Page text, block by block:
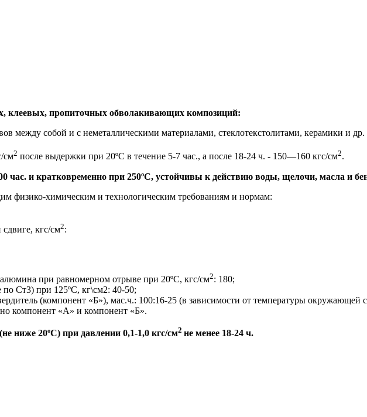
клеевых, пропиточных обволакивающих композиций:
между собой и с неметаллическими материалами, стеклотекстолитами, керамики и др.
см2 после выдержки при 20ºС в течение 5-7 час., а после 18-24 ч. - 150—160 кгс/см2.
час. и кратковременно при 250ºС, устойчивы к действию воды, щелочи, масла и
физико-химическим и технологическим требованиям и нормам:
кгс/см2:
при равномерном отрыве при 20ºС, кгс/см2: 180;
по Ст3) при 125ºС, кг\см2: 40-50;
(компонент «Б»), мас.ч.: 100:16-25 (в зависимости от температуры окружающей
компонент «А» и компонент «Б».
ниже 20ºС) при давлении 0,1-1,0 кгс/см2 не менее 18-24 ч.